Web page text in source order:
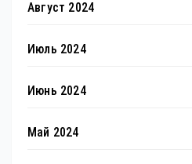
Август 2024
Июль 2024
Июнь 2024
Май 2024